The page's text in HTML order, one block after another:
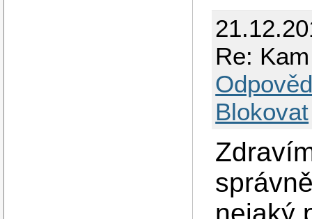
Re:
Blokovat